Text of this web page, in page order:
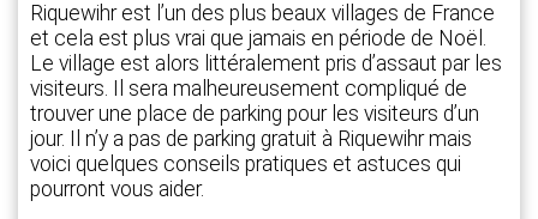
Riquewihr est l’un des plus beaux villages de France
et cela est plus vrai que jamais en période de Noël.
Le village est alors littéralement pris d’assaut par les
visiteurs. Il sera malheureusement compliqué de
trouver une place de parking pour les visiteurs d’un
jour. Il n’y a pas de parking gratuit à Riquewihr mais
voici quelques conseils pratiques et astuces qui
pourront vous aider.